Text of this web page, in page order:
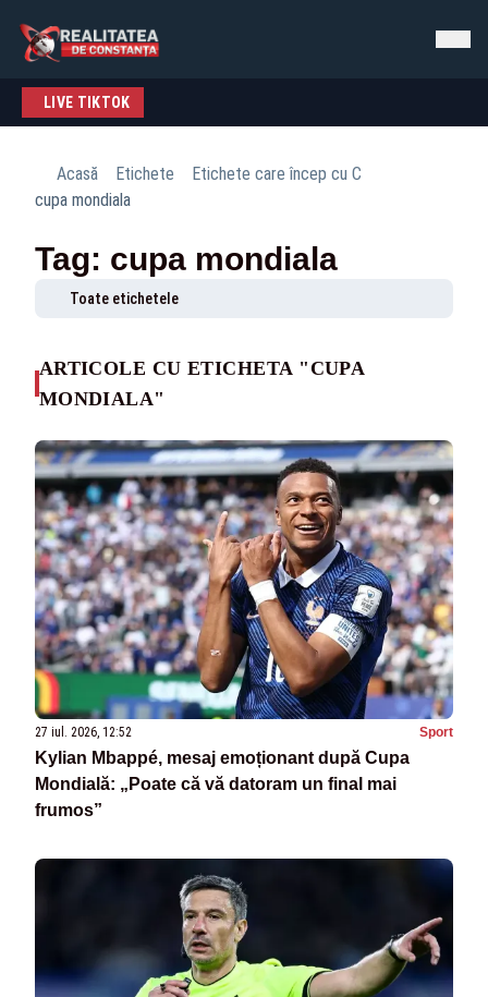
LIVE TIKTOK
Acasă Etichete
Etichete care încep cu C
cupa mondiala
Tag: cupa mondiala
Toate etichetele
ARTICOLE CU ETICHETA "CUPA
MONDIALA"
27 iul. 2026, 12:52 Sport
Kylian Mbappé, mesaj emoționant după Cupa
Mondială: „Poate că vă datoram un final mai
frumos”